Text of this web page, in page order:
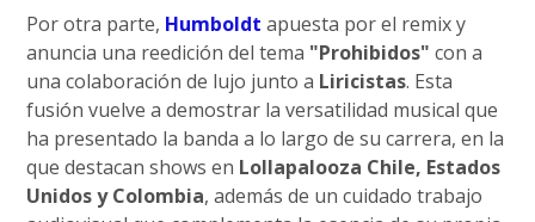
Por otra parte, Humboldt apuesta por el remix y
anuncia una reedición del tema "Prohibidos" con a
una colaboración de lujo junto a Liricistas. Esta
fusión vuelve a demostrar la versatilidad musical que
ha presentado la banda a lo largo de su carrera, en la
que destacan shows en Lollapalooza Chile, Estados
Unidos y Colombia, además de un cuidado trabajo